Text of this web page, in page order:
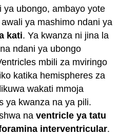
ya ubongo, ambayo yote
ya mashimo ndani ya
kati. Ya kwanza ni jina la
ndani ya ubongo
mbili za mviringo
katika hemispheres za
wakati mmoja
ya kwanza na ya pili.
naventricle ya tatu
interventricular.